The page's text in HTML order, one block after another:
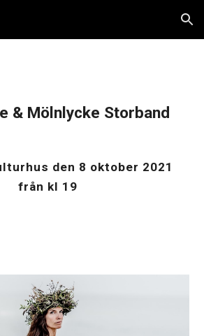
Skip to navigation
& Mölnlycke Storband
den 8 oktober 2021
från kl 1 9